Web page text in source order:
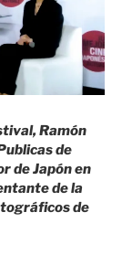
Ramón
de
de Japón en
de la
de